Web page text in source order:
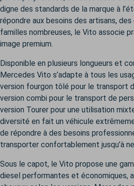
digne des standards de la marque à
répondre aux besoins des artisans,
familles nombreuses, le Vito associe
image premium.
Disponible en plusieurs longueurs et
Mercedes Vito s’adapte à tous les
version fourgon tôlé pour le transport
version combi pour le transport de
version Tourer pour une utilisation
diversité en fait un véhicule
de répondre à des besoins
transporter confortablement jusqu’à
Sous le capot, le Vito propose une
diesel performantes et économiques,